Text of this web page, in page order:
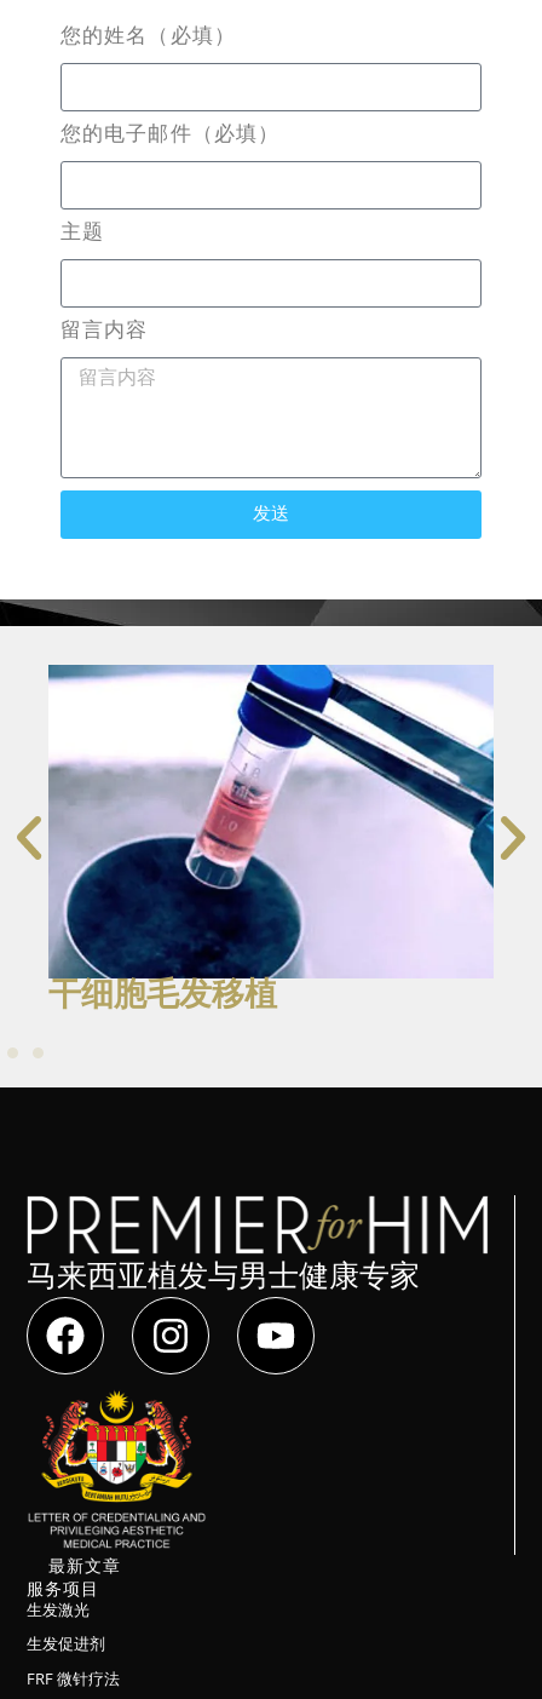
您的姓名（必填）
您的电子邮件（必填）
主题
留言内容
发送
干细胞毛发移植
马来西亚植发与男士健康专家
最新文章
服务项目
生发激光
生发促进剂
FRF 微针疗法